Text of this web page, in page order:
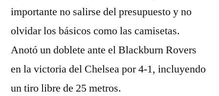
importante no salirse del presupuesto y no
olvidar los básicos como las camisetas.
Anotó un doblete ante el Blackburn Rovers
en la victoria del Chelsea por 4-1, incluyendo
un tiro libre de 25 metros.